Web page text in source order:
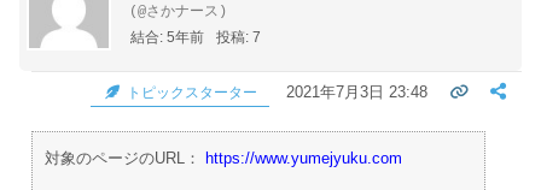
(@さかナース)
結合: 5年前
投稿: 7
トピックスターター 2021年7月3日 23:48
対象のページのURL： https://www.yumejyuku.com